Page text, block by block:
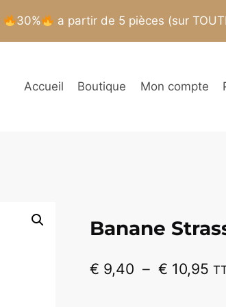
30% a partir de 5 pièces (sur
Accueil Boutique Mon compte
Banane
€ 9,40 – € 10,95